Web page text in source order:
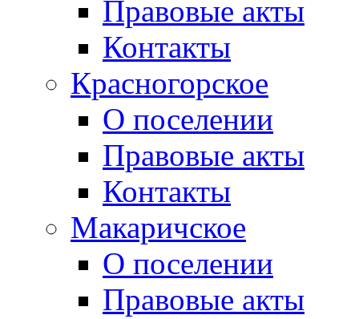
Правовые акты
Контакты
Красногорское
О поселении
Правовые акты
Контакты
Макаричское
О поселении
Правовые акты